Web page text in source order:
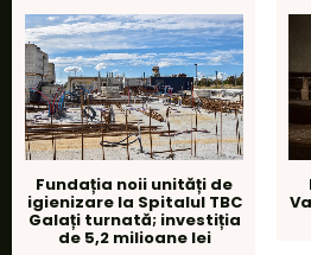
Fundația noii unități de
igienizare la Spitalul TBC
Galați turnată; investiția
de 5,2 milioane lei